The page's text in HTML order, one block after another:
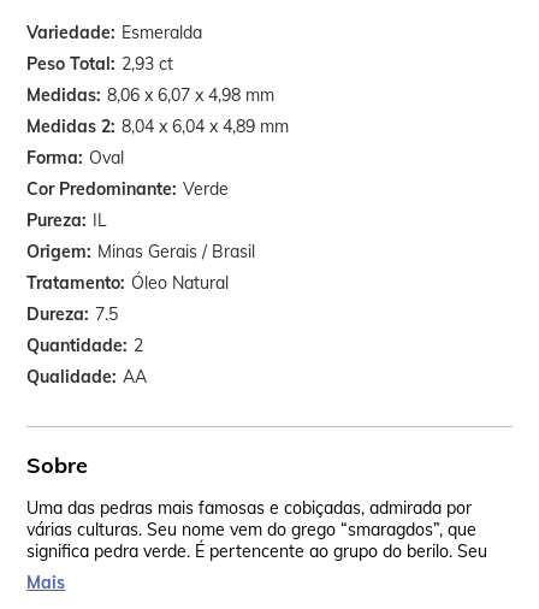
Variedade Esmeralda
Peso Total 2,93 ct
Medidas 8,06 x 6,07 x 4,98 mm
Medidas 2 8,04 x 6,04 x 4,89 mm
Forma Oval
Cor Predominante Verde
Pureza IL
Origem Minas Gerais / Brasil
Tratamento Óleo Natural
Dureza 7.5
Quantidade 2
Qualidade AA
Sobre
Uma das pedras mais famosas e cobiçadas, admirada por
várias culturas. Seu nome vem do grego “smaragdos”, que
significa pedra verde. É pertencente ao grupo do berilo. Seu
verde incomparável vem do cromo e em algumas vezes do
vanádio.
Mais